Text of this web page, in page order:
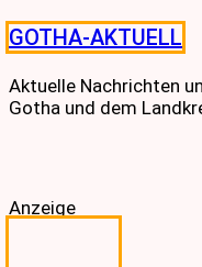
Skip
to
content
GOTHA-AKTUELL
Aktuelle Nachrichten
Gotha und dem
Anzeige